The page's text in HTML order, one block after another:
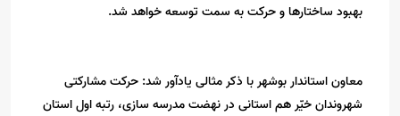
بهبود ساختارها و حرکت به سمت توسعه خواهد شد.
معاون استاندار بوشهر با ذکر مثالی یادآور شد: حرکت مشارکتی
شهروندان خیّر هم استانی در نهضت مدرسه سازی، رتبه اول استان